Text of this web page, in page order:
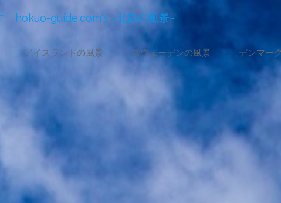
hokuo-guide.com's ~北欧の風景~
コ
アイスランドの風景 スウェーデンの風景 デンマー